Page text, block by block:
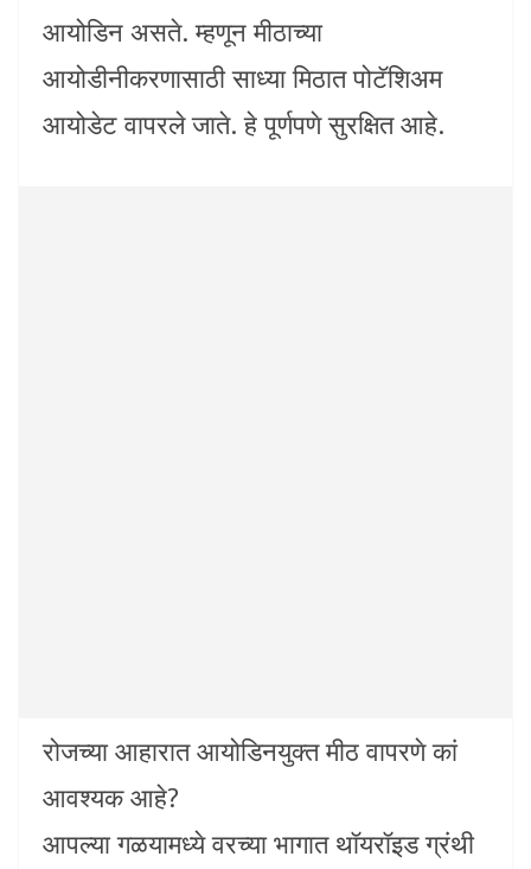
आयोडिन असते. म्हणून मीठाच्या
आयोडीनीकरणासाठी साध्या मिठात पोटॅशिअम
आयोडेट वापरले जाते. हे पूर्णपणे सुरक्षित आहे.
रोजच्या आहारात आयोडिनयुक्त मीठ वापरणे कां
आवश्यक आहे?
आपल्या गळयामध्ये वरच्या भागात थॉयरॉइड ग्रंथी